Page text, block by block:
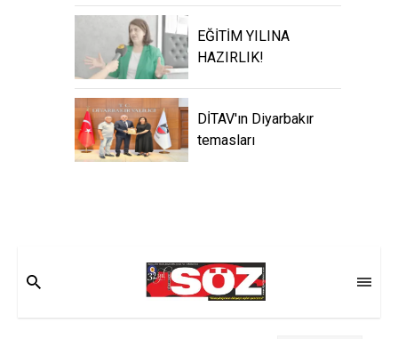
EĞİTİM YILINA
HAZIRLIK!
DİTAV'ın Diyarbakır
temasları